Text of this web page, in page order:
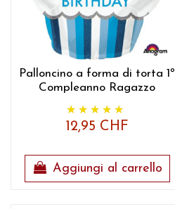
Palloncino a forma di torta 1º
Compleanno Ragazzo
12,95 CHF
Aggiungi al carrello